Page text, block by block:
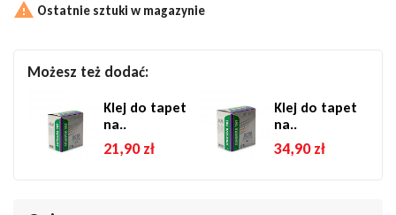
 Ostatnie sztuki w magazynie
Możesz też dodać:
Klej do tapet
na..
21,90 zł
Klej do tapet
na..
34,90 zł